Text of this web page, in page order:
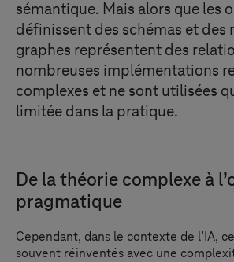
sémantique. Mais alors que les
définissent des schémas et des
graphes représentent des
nombreuses implémentations
complexes et ne sont utilisées
limitée dans la pratique.
De la théorie complexe à
pragmatique
Cependant, dans le contexte de l’IA,
souvent réinventés avec une